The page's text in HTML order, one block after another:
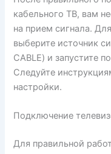
кабельного ТВ, вам
на прием сигнала.
выберите источник
CABLE) и запустите
Следуйте
настройки.
Подключение
Для правильной